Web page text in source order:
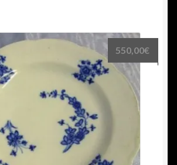
550,00€